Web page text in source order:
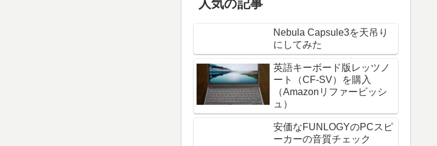
人気の記事
Nebula Capsule3を天吊り
にしてみた
英語キーボード版レッツノ
ート（CF-SV）を購入
（Amazonリファービッシ
ュ）
安価なFUNLOGYのPCスピ
ーカーの音質チェック